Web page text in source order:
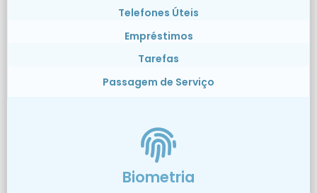
Telefones Úteis
Empréstimos
Tarefas
Passagem de Serviço
Biometria